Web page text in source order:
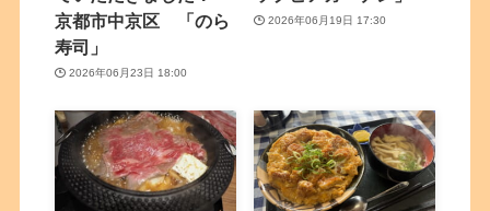
京都市中京区 「のら
寿司」
2026年06月23日 18:00
2026年06月19日 17:30